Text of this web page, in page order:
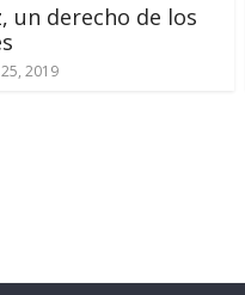
un derecho de los
2019